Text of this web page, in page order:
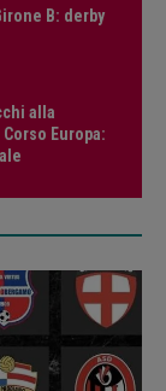
B: derby
alla
Europa: